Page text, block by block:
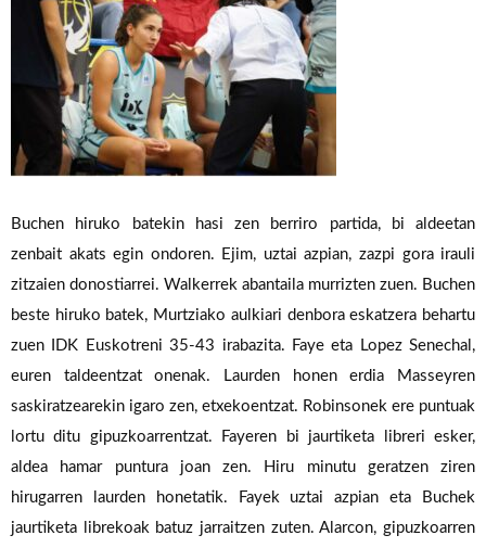
Buchen hiruko batekin hasi zen berriro partida, bi
aldeetan
zenbait akats egin ondoren. Ejim, uztai azpian, zazpi gora irauli
zitzaien donostiarrei. Walkerrek abantaila murrizten zuen. Buchen
beste hiruko batek, Murtziako aulkiari denbora eskatzera behartu
zuen
IDK Euskotreni 35-43 irabazita. Faye eta Lopez Senechal,
euren
taldeentzat onenak. Laurden honen erdia
Masseyren
saskiratzearekin igaro zen, etxekoentzat. Robinsonek ere puntuak
lortu ditu gipuzkoarrentzat. Fayeren bi jaurtiketa libreri
esker,
aldea
hamar puntura joan zen. Hiru minutu geratzen
ziren
hirugarren
laurden honetatik. Fayek uztai azpian eta
Buchek
jaurtiketa
librekoak batuz jarraitzen zuten. Alarcon, gipuzkoarren